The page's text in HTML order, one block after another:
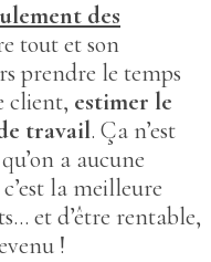
des
tout et son
prendre le temps
client, estimer le
travail. Ça n’est
a aucune
la meilleure
et d’être rentable,
!